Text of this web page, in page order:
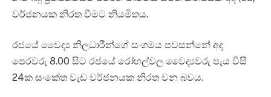
වර්ජනයක නිරත වීමට නියමිතය.
රජයේ වෛද්‍ය නිලධාරීන්ගේ සංගමය පවසන්නේ අද
පෙරවරු 8.00 සිට රජයේ රෝහල්වල වෛද්‍යවරු පැය විසි
24ක සංකේත වැඩ වර්ජනයක නිරත වන බවය.